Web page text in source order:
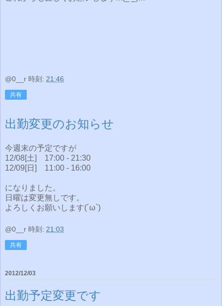
@0__r 時刻: 21:46
共有
出勤変更のお知らせ
今週末の予定ですが
12/08[土] 17:00 - 21:30
12/09[日] 11:00 - 16:00
になりました。
日曜は変更無しです。
よろしくお願いします(´ω`)
@0__r 時刻: 21:03
共有
2012/12/03
出勤予定変更です